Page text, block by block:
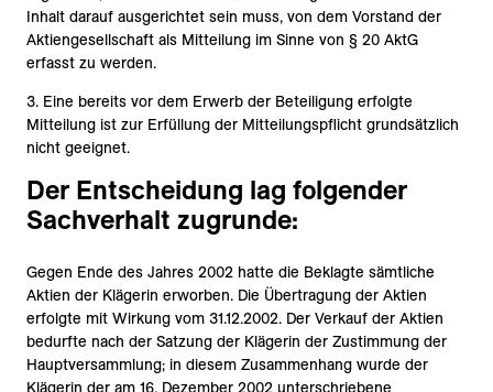
Inhalt darauf ausgerichtet sein muss, von dem Vorstand der
Aktiengesellschaft als Mitteilung im Sinne von § 20 AktG
erfasst zu werden.
3. Eine bereits vor dem Erwerb der Beteiligung erfolgte
Mitteilung ist zur Erfüllung der Mitteilungspflicht grundsätzlich
nicht geeignet.
Der Entscheidung lag folgender
Sachverhalt zugrunde:
Gegen Ende des Jahres 2002 hatte die Beklagte sämtliche
Aktien der Klägerin erworben. Die Übertragung der Aktien
erfolgte mit Wirkung vom 31.12.2002. Der Verkauf der Aktien
bedurfte nach der Satzung der Klägerin der Zustimmung der
Hauptversammlung; in diesem Zusammenhang wurde der
Klägerin der am 16. Dezember 2002 unterschriebene